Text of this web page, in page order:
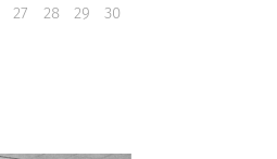
27 28 29
30